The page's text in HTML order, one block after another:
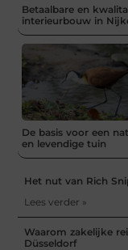
Betaalbare en
interieurbouw in
De basis voor een
en levendige tuin
Het nut van Rich
Lees verder »
Waarom zakelijke
Düsseldorf